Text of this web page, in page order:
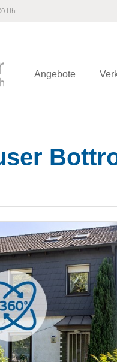
Uhr
Angebote